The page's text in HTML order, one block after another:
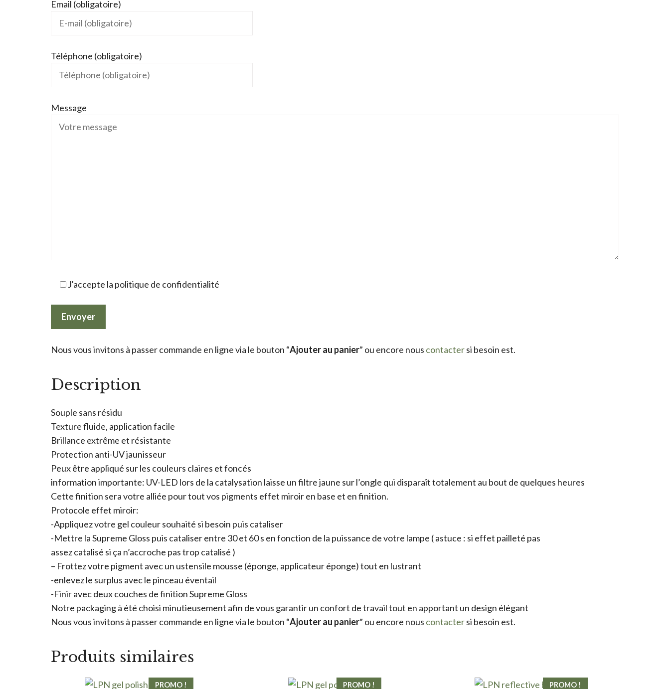
Email (obligatoire)
Téléphone (obligatoire)
Message
J'accepte la politique de confidentialité
Nous vous invitons à passer commande en ligne via le bouton “Ajouter au panier” ou encore nous contactersi besoin est.
Description
Souple sans résidu
Texture fluide, application facile
Brillance extrême et résistante
Protection anti-UV jaunisseur
Peux être appliqué sur les couleurs claires et foncés
information importante: UV-LED lors de la catalysation laisse un filtre jaune sur l’ongle qui disparaît totalement au bout de quelques heures
Cette finition sera votre alliée pour tout vos pigments effet miroir en base et en finition.
Protocole effet miroir:
-Appliquez votre gel couleur souhaité si besoin puis cataliser
-Mettre la Supreme Gloss puis cataliser entre 30 et 60 s en fonction de la puissance de votre lampe ( astuce : si effet pailleté pas
assez catalisé si ça n’accroche pas trop catalisé )
– Frottez votre pigment avec un ustensile mousse (éponge, applicateur éponge) tout en lustrant
-enlevez le surplus avec le pinceau éventail
-Finir avec deux couches de finition Supreme Gloss
Notre packaging à été choisi minutieusement afin de vous garantir un confort de travail tout en apportant un design élégant
Nous vous invitons à passer commande en ligne via le bouton “Ajouter au panier” ou encore nous contactersi besoin est.
Produits similaires
PROMO ! PROMO ! PROMO !